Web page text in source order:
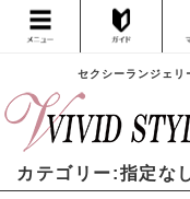
セクシーランジェ
カテゴリー:指定な